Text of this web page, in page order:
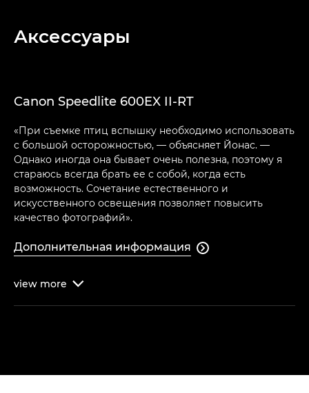
Аксессуары
Canon Speedlite 600EX II-RT
«При съемке птиц вспышку необходимо использовать
с большой осторожностью, — объясняет Йонас. —
Однако иногда она бывает очень полезна, поэтому я
стараюсь всегда брать ее с собой, когда есть
возможность. Сочетание естественного и
искусственного освещения позволяет повысить
качество фотографий».
Дополнительная информация 
view more 